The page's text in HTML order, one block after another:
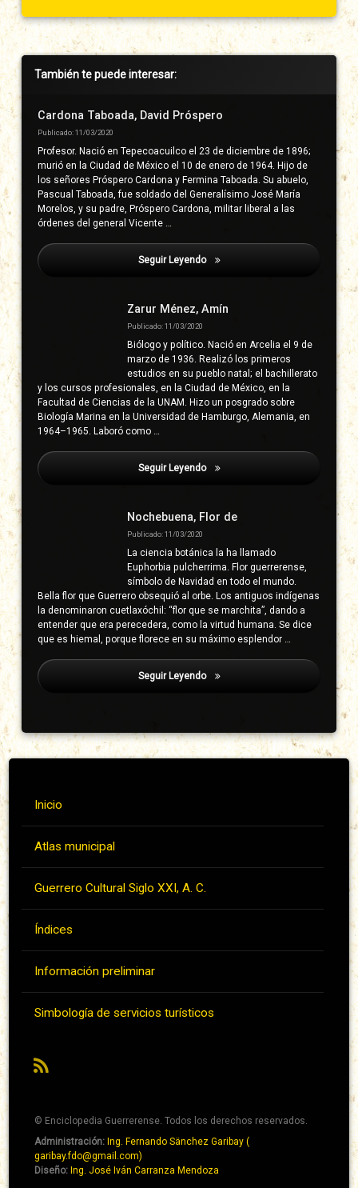
Barra
derecha
También te puede interesar:
Cardona Taboada, David Próspero
Publicado: 11/03/2020
Profesor. Nació en Tepecoacuilco el 23 de diciembre de 1896;
murió en la Ciudad de México el 10 de enero de 1964. Hijo de
los señores Próspero Cardona y Fermina Taboada. Su abuelo,
Pascual Taboada, fue soldado del Generalísimo José María
Morelos, y su padre, Próspero Cardona, militar liberal a las
órdenes del general Vicente …
Seguir Leyendo Municipio De Copanatoyac
Zarur Ménez, Amín
Publicado: 11/03/2020
Biólogo y político. Nació en Arcelia el 9 de
marzo de 1936. Realizó los primeros
estudios en su pueblo natal; el bachillerato
y los cursos profesionales, en la Ciudad de México, en la
Facultad de Ciencias de la UNAM. Hizo un posgrado sobre
Biología Marina en la Universidad de Hamburgo, Alemania, en
1964–1965. Laboró como …
Seguir Leyendo Municipio De Copanatoyac
Nochebuena, Flor de
Publicado: 11/03/2020
La ciencia botánica la ha llamado
Euphorbia pulcherrima. Flor guerrerense,
símbolo de Navidad en todo el mundo.
Bella flor que Guerrero obsequió al orbe. Los antiguos indígenas
la denominaron cuetlaxóchil: “flor que se marchita”, dando a
entender que era perecedera, como la virtud humana. Se dice
que es hiemal, porque florece en su máximo esplendor …
Seguir Leyendo Municipio De Copanatoyac
Inicio
Atlas municipal
Guerrero Cultural Siglo XXI, A. C.
Índices
Información preliminar
Simbología de servicios turísticos
RSS
© Enciclopedia Guerrerense. Todos los derechos reservados.
Pie
de
Administración:Ing. Fernando Sänchez Garibay (
garibay.fdo@gmail.com)
Diseño:Ing. José Iván Carranza Mendoza